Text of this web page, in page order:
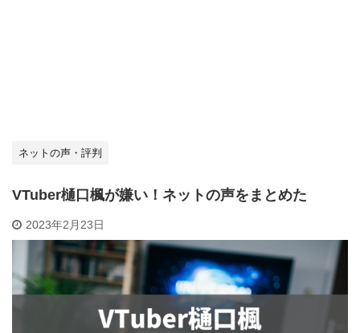
ネットの声・評判
VTuber樋口楓が嫌い！ネットの声をまとめた
2023年2月23日